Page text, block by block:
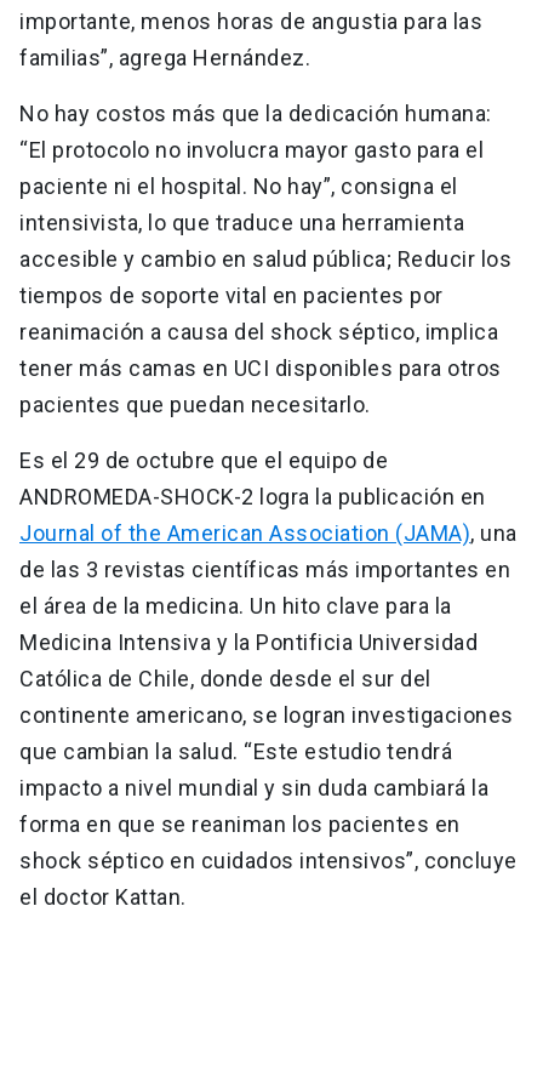
importante, menos horas de angustia para las
familias”, agrega Hernández.
No hay costos más que la dedicación humana:
“El protocolo no involucra mayor gasto para el
paciente ni el hospital. No hay”, consigna el
intensivista, lo que traduce una herramienta
accesible y cambio en salud pública; Reducir los
tiempos de soporte vital en pacientes por
reanimación a causa del shock séptico, implica
tener más camas en UCI disponibles para otros
pacientes que puedan necesitarlo.
Es el 29 de octubre que el equipo de
ANDROMEDA-SHOCK-2 logra la publicación en
Journal of the American Association (JAMA), una
de las 3 revistas científicas más importantes en
el área de la medicina. Un hito clave para la
Medicina Intensiva y la Pontificia Universidad
Católica de Chile, donde desde el sur del
continente americano, se logran investigaciones
que cambian la salud. “Este estudio tendrá
impacto a nivel mundial y sin duda cambiará la
forma en que se reaniman los pacientes en
shock séptico en cuidados intensivos”, concluye
el doctor Kattan.